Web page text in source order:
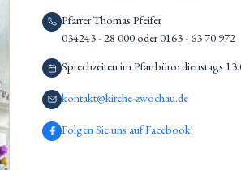
Pfarrer Thomas Pfeifer
034243 - 28 000 oder 0163 - 63 70 972
Sprechzeiten im Pfarrbüro: dienstags
kontakt@kirche-zwochau.de
Folgen Sie uns auf Facebook!